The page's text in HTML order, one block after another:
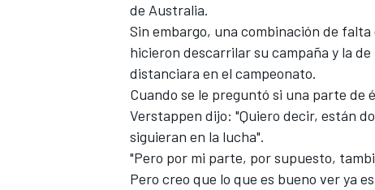
de Australia.
Sin embargo, una combinación de
hicieron descarrilar su campaña y la
distanciara en el campeonato.
Cuando se le preguntó si una parte de
Verstappen dijo: "Quiero decir, están
siguieran en la lucha".
"Pero por mi parte, por supuesto,
Pero creo que lo que es bueno ver ya